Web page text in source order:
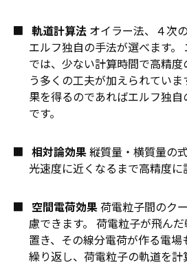
軌道計算法 オイラー法、４次
エルフ独自の手法が選べます。
では、少ない計算時間で高精
う多くの工夫が加えられてい
果を得るのであればエルフ独
です。
相対論効果縦質量・横質量の
光速度に近くなるまで高精度に
空間電荷効果荷電粒子間のク
慮できます。 荷電粒子が飛ん
置き、その線分電荷が作る電場
繰り返し、荷電粒子の軌道を計